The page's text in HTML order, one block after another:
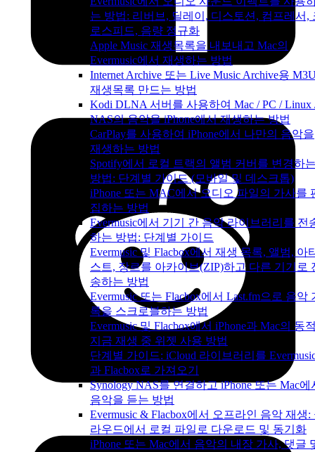
는 방법: 리버브, 딜레이, 디스토션, 컴프레서,
로스피드, 음량 정규화
Apple Music 재생목록을 내보내고 Mac의
Evermusic에서 재생하는 방법
Internet Archive 또는 Live Music Archive용
재생목록 만드는 방법
Kodi DLNA 서버를 사용하여 Mac / PC / Linux
NAS의 음악을 iPhone에서 재생하는 방법
CarPlay를 사용하여 iPhone에서 나만의 음악을
재생하는 방법
Spotify에서 로컬 트랙의 앨범 커버를 변경하
방법: 단계별 가이드 (모바일 및 데스크톱)
iPhone 또는 MAC에서 오디오 파일의 가사를
집하는 방법
Evermusic에서 기기 간 음악 라이브러리를 전
하는 방법: 단계별 가이드
Evermusic 및 Flacbox에서 재생 목록, 앨범, 아
스트, 장르를 아카이브(ZIP)하고 다른 기기로
송하는 방법
Evermusic 또는 Flacbox에서 Last.fm으로 음악
록을 스크로블하는 방법
Evermusic 및 Flacbox에서 iPhone과 Mac의 동
지금 재생 중 위젯 사용 방법
단계별 가이드: iCloud 라이브러리를
과 Flacbox로 가져오기
Synology NAS를 연결하고 iPhone 또는 Mac에
음악을 듣는 방법
Evermusic & Flacbox에서 오프라인 음악 재생:
라우드에서 로컬 파일로 다운로드 및 동기화
iPhone 또는 Mac에서 음악의 내장 가사, 댓글